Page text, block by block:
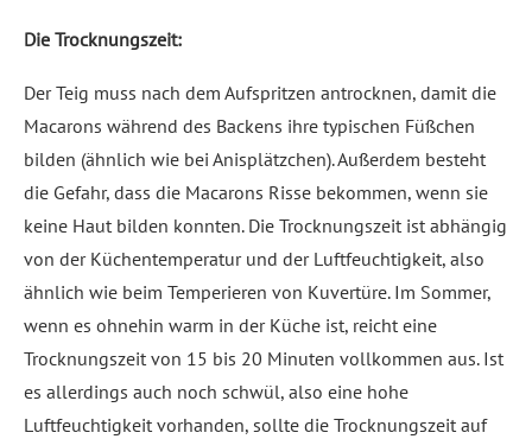
Die Trocknungszeit:
Der Teig muss nach dem Aufspritzen antrocknen, damit die
Macarons während des Backens ihre typischen Füßchen
bilden (ähnlich wie bei Anisplätzchen). Außerdem besteht
die Gefahr, dass die Macarons Risse bekommen, wenn sie
keine Haut bilden konnten. Die Trocknungszeit ist abhängig
von der Küchentemperatur und der Luftfeuchtigkeit, also
ähnlich wie beim Temperieren von Kuvertüre. Im Sommer,
wenn es ohnehin warm in der Küche ist, reicht eine
Trocknungszeit von 15 bis 20 Minuten vollkommen aus. Ist
es allerdings auch noch schwül, also eine hohe
Luftfeuchtigkeit vorhanden, sollte die Trocknungszeit auf